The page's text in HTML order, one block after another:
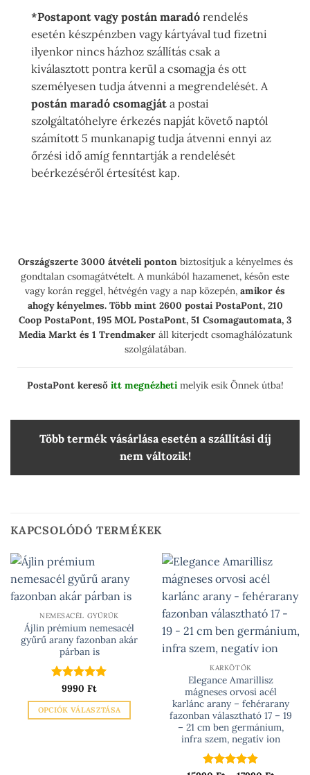
*Postapont vagy postán maradórendelés
esetén készpénzben vagy kártyával tud fizetni
ilyenkor nincs házhoz szállítás csak a
kiválasztott pontra kerül a csomagja és ott
személyesen tudja átvenni a megrendelését. A
postán maradó csomagjáta postai
szolgáltatóhelyre érkezés napját követő naptól
számított 5 munkanapig tudja átvenni ennyi az
őrzési idő amíg fenntartják a rendelését
beérkezéséről értesítést kap.
Országszerte 3000 átvételi pontonbiztosítjuk a kényelmes és
gondtalan csomagátvételt. A munkából hazamenet, későn este
vagy korán reggel, hétvégén vagy a nap közepén, amikor és
ahogy kényelmes. Több mint 2600 postai PostaPont, 210
Coop PostaPont, 195 MOL PostaPont, 51 Csomagautomata, 3
Media Markt és 1 Trendmakeráll kiterjedt csomaghálózatunk
szolgálatában.
PostaPont kereső itt megnézhetimelyik esik Önnek útba!
Több termék vásárlása esetén a szállítási díj
nem változik!
KAPCSOLÓDÓ TERMÉKEK
NEMESACÉL GYŰRŰK
Ájlin prémium nemesacél
gyűrű arany fazonban akár
párban is
Értékelés:
/ 5
9990 Ft
OPCIÓK VÁLASZTÁSA
KARKÖTŐK
Elegance Amarillisz
mágneses orvosi acél
karlánc arany – fehérarany
fazonban választható 17 – 19
– 21 cm ben germánium,
infra szem, negatív ion